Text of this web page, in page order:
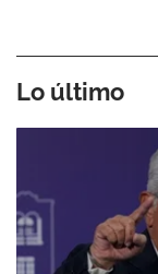
Lo último